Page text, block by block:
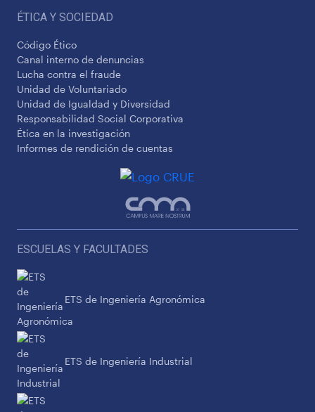
ÉTICA Y SOCIEDAD
Código Ético
Canal interno de denuncias
Lucha contra el fraude
Unidad de Voluntariado
Unidad de Igualdad y Diversidad
Responsabilidad Social Corporativa
Ética en la investigación
Informes de rendición de cuentas
ESCUELAS Y FACULTADES
ETS de Ingeniería Agronómica
ETS de Ingeniería Industrial